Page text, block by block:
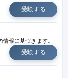
受験する
報に基づきます。
受験する